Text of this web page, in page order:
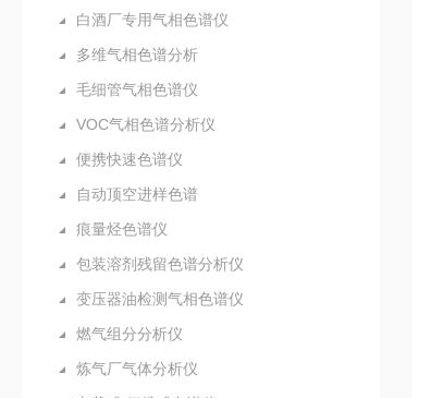
白酒厂专用气相色谱仪
多维气相色谱分析
毛细管气相色谱仪
VOC气相色谱分析仪
便携快速色谱仪
自动顶空进样色谱
痕量烃色谱仪
包装溶剂残留色谱分析仪
变压器油检测气相色谱仪
燃气组分分析仪
炼气厂气体分析仪